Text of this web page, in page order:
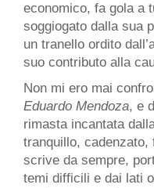
economico, fa gola a
soggiogato dalla sua
un tranello ordito
suo contributo alla
Non mi ero mai
Eduardo Mendoza, e
rimasta incantata
tranquillo, cadenzato,
scrive da sempre,
temi difficili e dai lati